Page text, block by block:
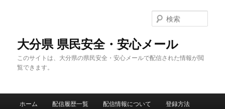
大分県 県民安全・安心メール
このサイトは、大分県の県民安全・安心メールで配信された情報が閲
覧できます。
索
ホーム 配信履歴一覧 配信情報について 登録方法